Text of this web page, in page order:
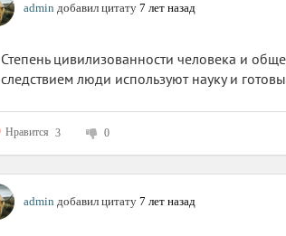
admin добавил цитату 7 лет назад
Степень цивилизованности человека и
следствием люди используют науку и
Нравится 3 0
admin добавил цитату 7 лет назад